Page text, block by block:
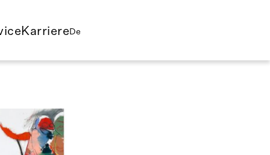
KarriereDe